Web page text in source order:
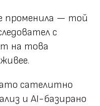
променила — той
с
на това
сателитно
и AI-базирано